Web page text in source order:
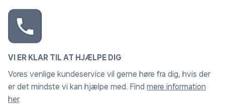
VI ER KLAR TIL AT HJÆLPE DIG
Vores venlige kundeservice vil gerne høre fra dig, hvis der
er det mindste vi kan hjælpe med. Find mere information
her.